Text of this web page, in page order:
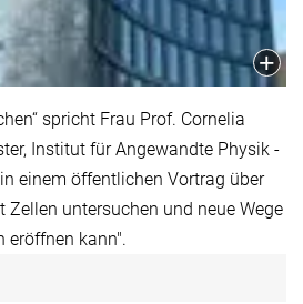
spricht Frau Prof. Cornelia
Institut für Angewandte Physik -
einem öffentlichen Vortrag über
Zellen untersuchen und neue Wege
eröffnen kann".